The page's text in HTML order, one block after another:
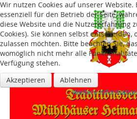
Mühlhäuser
Wir nutzen Cookies auf unserer Website.
essenziell für den Betrieb der Seite,
diese Website und die Nutzererfahrung
Cookies). Sie können selbst entscheiden,
zulassen möchten. Bitte beachten Sie,
womöglich nicht mehr alle
Verfügung stehen.
Akzeptieren
Ablehnen
Weitere